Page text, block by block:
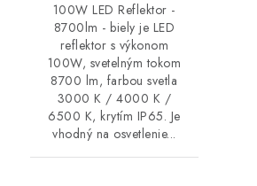
100W LED Reflektor -
8700lm - biely je LED
reflektor s výkonom
100W, svetelným tokom
8700 lm, farbou svetla
3000 K / 4000 K /
6500 K, krytím IP65. Je
vhodný na osvetlenie...